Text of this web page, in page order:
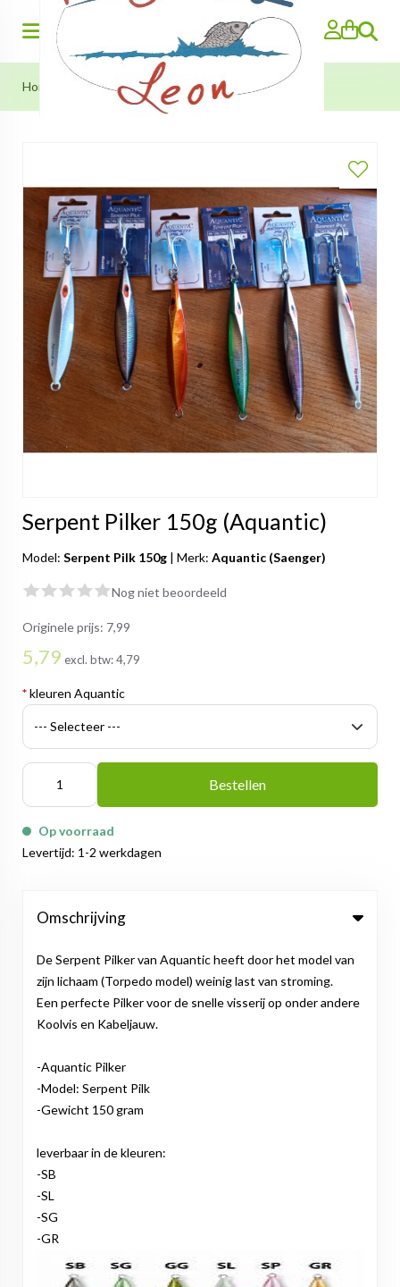
Zoeken
Home Serpent Pilker 150g (Aquantic)
Serpent Pilker 150g (Aquantic)
Model: Serpent Pilk 150g | Merk: Aquantic (Saenger)
Nog niet beoordeeld
Originele prijs: 7,99
5,79 excl. btw:4,79
*kleuren Aquantic
Bestellen
Op voorraad
Levertijd: 1-2 werkdagen
Omschrijving
De Serpent Pilker van Aquantic heeft door het model van
zijn lichaam (Torpedo model) weinig last van stroming.
Een perfecte Pilker voor de snelle visserij op onder andere
Koolvis en Kabeljauw.
-Aquantic Pilker
-Model: Serpent Pilk
-Gewicht 150 gram
leverbaar in de kleuren:
-SB
-SL
-SG
-GR